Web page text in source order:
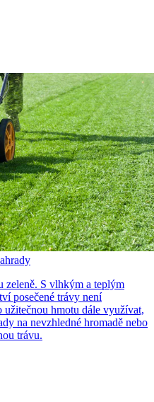
zeleně. S vlhkým a teplým
posečené trávy není
užitečnou hmotu dále využívat,
na nevzhledné hromadě nebo
trávu.